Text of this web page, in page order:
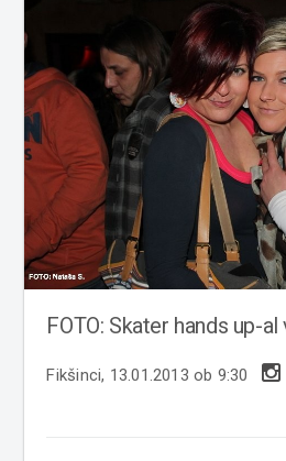
FOTO: Skater hands up-
Fikšinci, 13.01.2013 ob 9:30